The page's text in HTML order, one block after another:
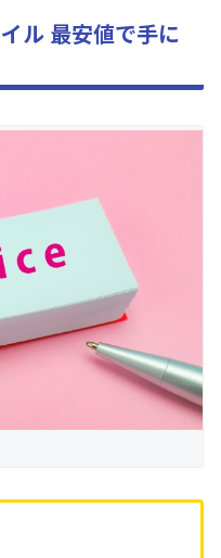
ル 最安値で手に